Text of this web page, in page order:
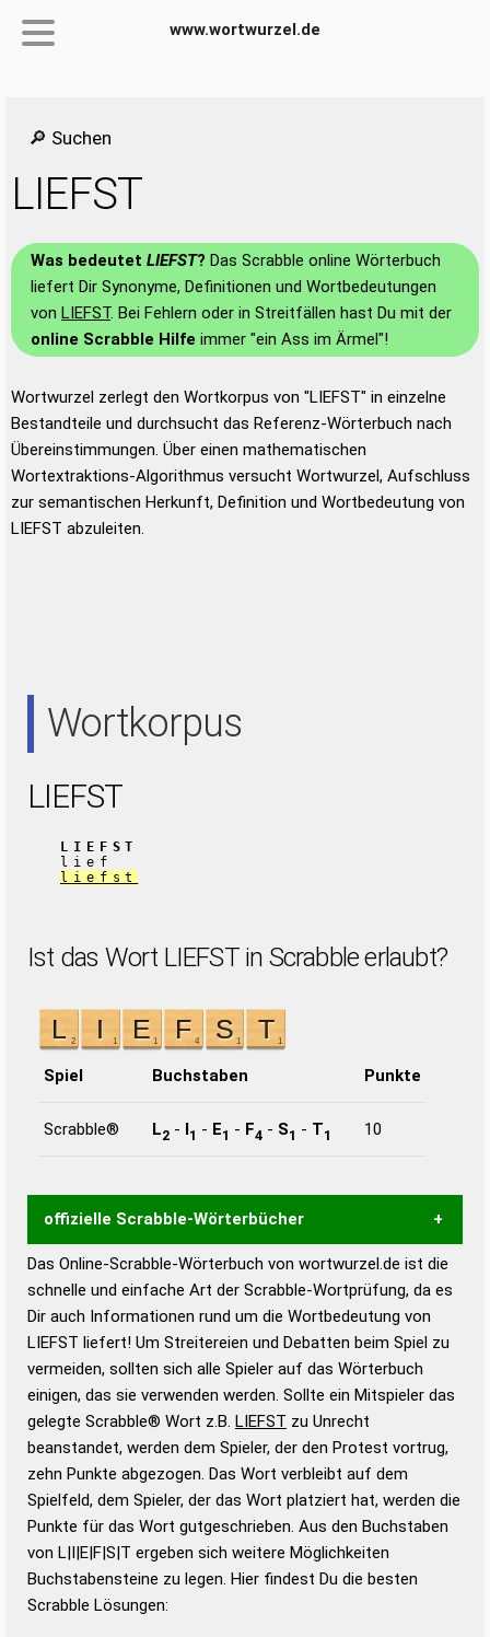
www.wortwurzel.de
🔎 Suchen
LIEFST
Was bedeutet LIEFST? Das Scrabble online Wörterbuch
liefert Dir Synonyme, Definitionen und Wortbedeutungen
von LIEFST. Bei Fehlern oder in Streitfällen hast Du mit der
online Scrabble Hilfe immer "ein Ass im Ärmel"!
Wortwurzel zerlegt den Wortkorpus von "LIEFST" in einzelne
Bestandteile und durchsucht das Referenz-Wörterbuch nach
Übereinstimmungen. Über einen mathematischen
Wortextraktions-Algorithmus versucht Wortwurzel, Aufschluss
zur semantischen Herkunft, Definition und Wortbedeutung von
LIEFST abzuleiten.
Wortkorpus
LIEFST
LIEFST
lief
liefst
Ist das Wort LIEFST in Scrabble erlaubt?
Spiel Buchstaben Punkte
Scrabble® L2 - I1 - E1 - F4 - S1 - T1 10
offizielle Scrabble-Wörterbücher
Wortwurzel liefert mit Hilfe eines semantischen
Wortanalyse-Algorithmus gute Anhaltspunkte zu
Wortbedeutung, Worttrennung und Wortform, um die
Gültigkeit eines Wortes für das Scrabble-Spiel zu
bestimmen!
zugelassene Turnier Scrabble-
Wörterbücher sind:
Duden – Standardwerk in 12 Bänden
Duden – Richtiges und gutes
Deutsch
Duden – Die deutsche Grammatik
Duden – Deutsches
Das Online-Scrabble-Wörterbuch von wortwurzel.de ist die
schnelle und einfache Art der Scrabble-Wortprüfung, da es
Dir auch Informationen rund um die Wortbedeutung von
LIEFST liefert! Um Streitereien und Debatten beim Spiel zu
vermeiden, sollten sich alle Spieler auf das Wörterbuch
einigen, das sie verwenden werden. Sollte ein Mitspieler das
gelegte Scrabble® Wort z.B. LIEFST zu Unrecht
beanstandet, werden dem Spieler, der den Protest vortrug,
zehn Punkte abgezogen. Das Wort verbleibt auf dem
Spielfeld, dem Spieler, der das Wort platziert hat, werden die
Punkte für das Wort gutgeschrieben. Aus den Buchstaben
von L|I|E|F|S|T ergeben sich weitere Möglichkeiten
Buchstabensteine zu legen. Hier findest Du die besten
Scrabble Lösungen: